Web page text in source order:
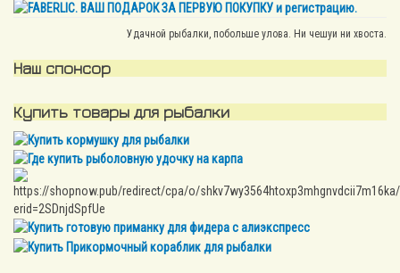
Удачной рыбалки, побольше улова. Ни чешуи ни хвоста.
Наш спонсор
Купить товары для рыбалки